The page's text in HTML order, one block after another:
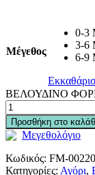
Μέγεθος
0-3
3-6
6-9
ΒΕΛΟΥΔΙΝΟ
Προσθήκη στο
Μεγεθολόγιο
Κωδικός: FM-00220
Κατηγορίες: Αγόρι,